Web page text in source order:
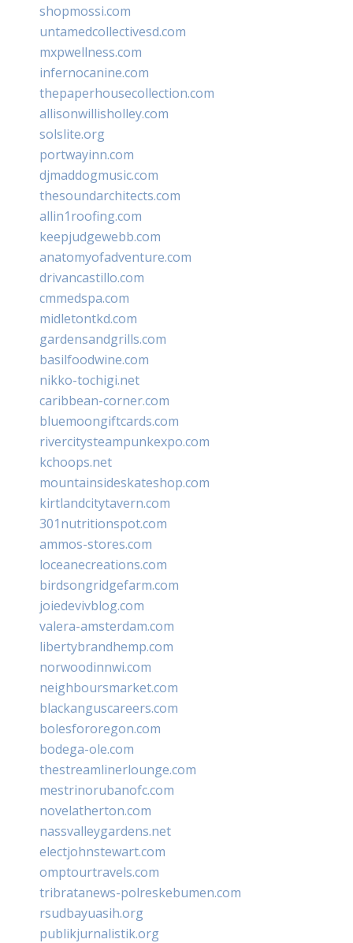
shopmossi.com
untamedcollectivesd.com
mxpwellness.com
infernocanine.com
thepaperhousecollection.com
allisonwillisholley.com
solslite.org
portwayinn.com
djmaddogmusic.com
thesoundarchitects.com
allin1roofing.com
keepjudgewebb.com
anatomyofadventure.com
drivancastillo.com
cmmedspa.com
midletontkd.com
gardensandgrills.com
basilfoodwine.com
nikko-tochigi.net
caribbean-corner.com
bluemoongiftcards.com
rivercitysteampunkexpo.com
kchoops.net
mountainsideskateshop.com
kirtlandcitytavern.com
301nutritionspot.com
ammos-stores.com
loceanecreations.com
birdsongridgefarm.com
joiedevivblog.com
valera-amsterdam.com
libertybrandhemp.com
norwoodinnwi.com
neighboursmarket.com
blackanguscareers.com
bolesfororegon.com
bodega-ole.com
thestreamlinerlounge.com
mestrinorubanofc.com
novelatherton.com
nassvalleygardens.net
electjohnstewart.com
omptourtravels.com
tribratanews-polreskebumen.com
rsudbayuasih.org
publikjurnalistik.org